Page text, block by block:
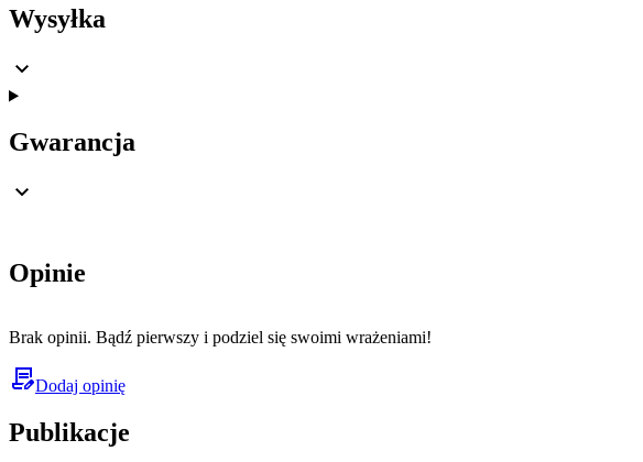
Wysyłka
Gwarancja
Opinie
Brak opinii. Bądź pierwszy i podziel się swoimi wrażeniami!
Dodaj opinię
Publikacje